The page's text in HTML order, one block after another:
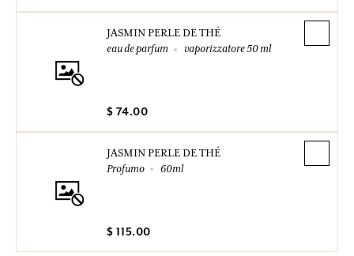
JASMIN PERLE DE THÉ
eau de parfum
vaporizzatore 50 ml
$ 74.00
JASMIN PERLE DE THÉ
Profumo
60ml
$ 115.00